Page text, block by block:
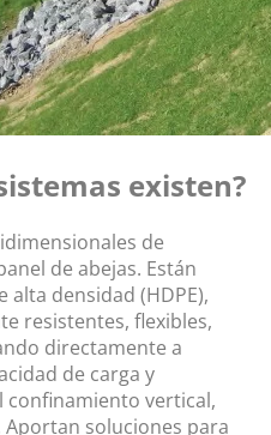
existen?
de
de abejas. Están
densidad (HDPE),
resistentes, flexibles,
directamente a
de carga y
confinamiento vertical,
soluciones para